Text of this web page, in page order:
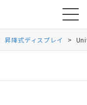
昇降式ディスプレイ >